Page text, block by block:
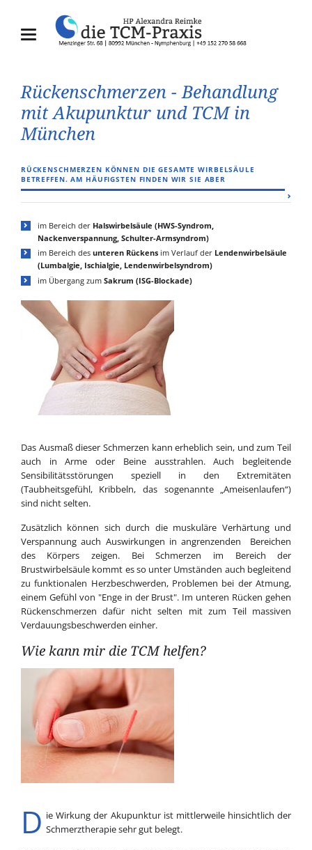
Rückenschmerzen - Behandlung
mit Akupunktur und TCM in
München
RÜCKENSCHMERZEN KÖNNEN DIE GESAMTE WIRBELSÄULE
BETREFFEN. AM HÄUFIGSTEN FINDEN WIR SIE ABER
im Bereich der Halswirbelsäule (HWS-Syndrom,
Nackenverspannung, Schulter-Armsyndrom)
im Bereich desunteren Rückens im Verlauf der Lendenwirbelsäule
(Lumbalgie, Ischialgie, Lendenwirbelsyndrom)
im Übergang zumSakrum (ISG-Blockade)
Das Ausmaß dieser Schmerzen kann erheblich sein, und zum Teil
auch in Arme oder Beine ausstrahlen. Auch begleitende
Sensibilitätsstörungen speziell in den Extremitäten
(Taubheitsgefühl, Kribbeln, das sogenannte „Ameisenlaufen“)
sind nicht selten.
Zusätzlich können sich durch die muskuläre Verhärtung und
Verspannung auch Auswirkungen in angrenzenden Bereichen
des Körpers zeigen. Bei Schmerzen im Bereich der
Brustwirbelsäule kommt es so unter Umständen auch begleitend
zu funktionalen Herzbeschwerden, Problemen bei der Atmung,
einem Gefühl von "Enge in der Brust". Im unteren Rücken gehen
Rückenschmerzen dafür nicht selten mit zum Teil massiven
Verdauungsbeschwerden einher.
Wie kann mir die TCM helfen?
D ie Wirkung der Akupunktur ist mittlerweile hinsichtlich der
Schmerztherapie sehr gut belegt.